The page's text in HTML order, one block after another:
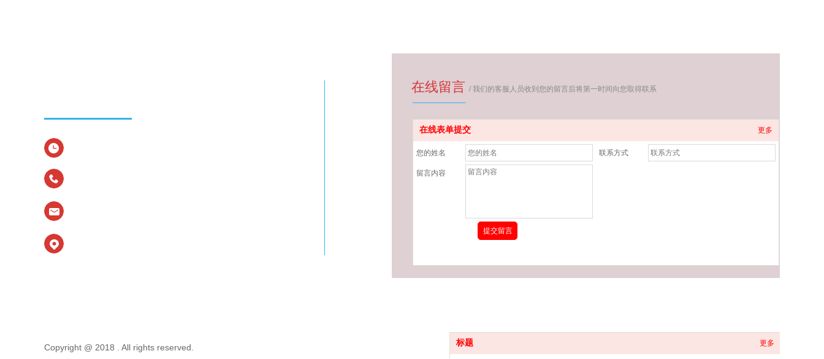
在线表单提交 更多
您的姓名 联系方式
留言内容
在线留言 / 我们的客服人员收到您的留言后将第一时间向您取得联系
标题 更多
Copyright @ 2018 . All rights reserved.